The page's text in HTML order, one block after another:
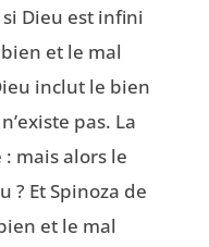
Dieu est infini
et le mal
inclut le bien
pas. La
: mais alors le
? Et Spinoza de
et le mal